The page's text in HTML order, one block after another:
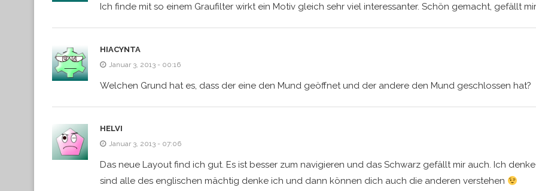
Ich finde mit so einem Graufilter wirkt ein Motiv gleich sehr viel interessanter. Schön gemacht, gefällt mir
HIACYNTA
Januar 3, 2013 - 00:16
Welchen Grund hat es, dass der eine den Mund geöffnet und der andere den Mund geschlossen hat?
HELVI
Januar 3, 2013 - 07:06
Das neue Layout find ich gut. Es ist besser zum navigieren und das Schwarz gefällt mir auch. Ich
sind alle des englischen mächtig denke ich und dann können dich auch die anderen verstehen